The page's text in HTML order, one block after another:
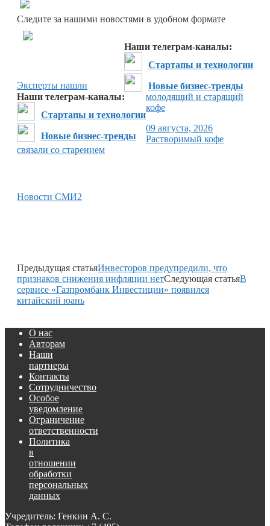
Следите за нашими новостями в удобном формате
Наши телеграм-каналы:
Стартапы и технологии
Новые бизнес-тренды
Наши телеграм-каналы:
Стартапы и технологии
Новые бизнес-тренды
Эксперты нашли
молодящий и старящий
кофе
09 августа, 2026
Растворимый кофе
связали со старением
Новости СМИ2
Предыдущая статьяИнвесторов предупредили, что
признаков снижения инфляции нетСледующая статьяВ
сервисе «Газпромбанк Инвестиции» появился
китайский юань
О нас
Авторам
Наши
партнеры
Контакты
Сотрудничество
Особое
уведомление
Ограничение
ответственности
Политика
в
отношении
обработки
персональных
данных
Учредитель: Генкин А. С.